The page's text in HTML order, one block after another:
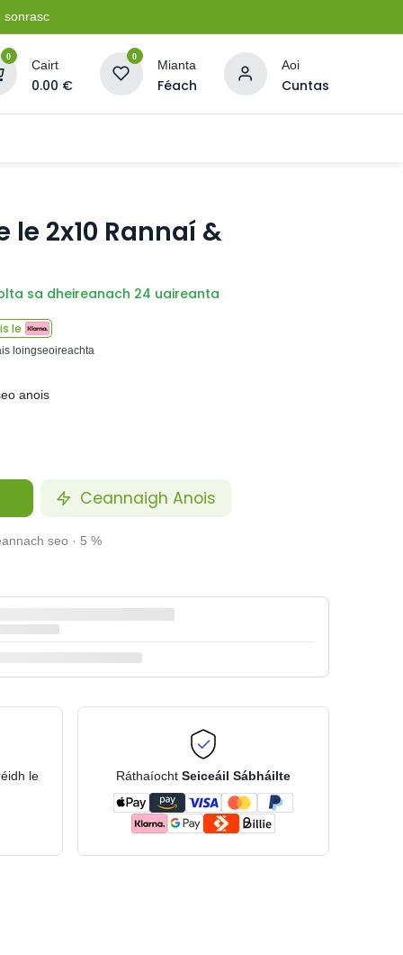
0
Cairt
0.00 €
0
Mianta
Féach
Aoi
Cuntas
2x10 Rannaí &
sa dheireanach 24 uaireanta
le
loingseoireachta
anois
Ceannaigh Anois
seo · 5 %
le Ráthaíocht Seiceáil Sábháilte